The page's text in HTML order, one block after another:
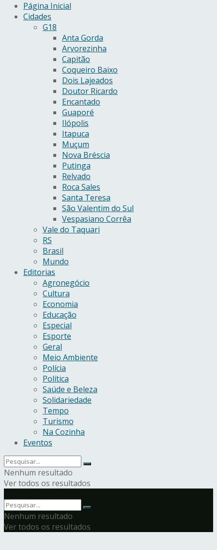
Página Inicial
Cidades
G18
Anta Gorda
Arvorezinha
Capitão
Coqueiro Baixo
Dois Lajeados
Doutor Ricardo
Encantado
Guaporé
Ilópolis
Itapuca
Muçum
Nova Bréscia
Putinga
Relvado
Roca Sales
Santa Teresa
São Valentim do Sul
Vespasiano Corrêa
Vale do Taquari
RS
Brasil
Mundo
Editorias
Agronegócio
Cultura
Economia
Educação
Especial
Esporte
Geral
Meio Ambiente
Polícia
Política
Saúde e Beleza
Solidariedade
Tempo
Turismo
Na Cozinha
Eventos
Nenhum resultado
Ver todos os resultados
Nenhum resultado
Ver todos os resultados